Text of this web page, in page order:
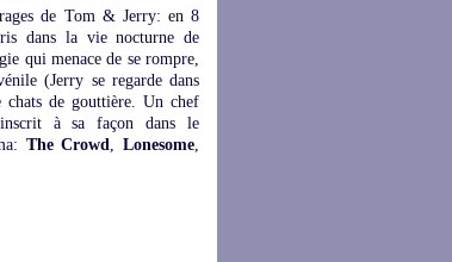
de Tom & Jerry: en 8
dans la vie nocturne de
qui menace de se rompre,
(Jerry se regarde dans
chats de gouttière. Un chef
à sa façon dans le
The Crowd,Lonesome,